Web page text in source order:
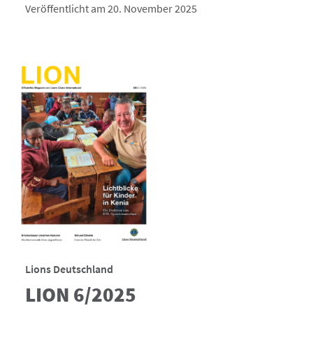
Veröffentlicht am 20. November 2025
Lions Deutschland
LION 6/2025